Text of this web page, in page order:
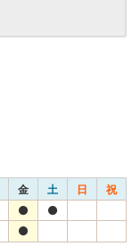
金 土 日 祝